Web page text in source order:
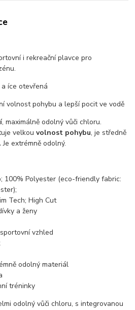
i rekreační plavce pro
íce otevřená
volnost pohybu a lepší pocit ve vodě
, maximálně odolný vůči chloru.
velkou volnost pohybu, je středně
Je extrémně odolný.
100% Polyester (eco-friendly fabric:
Tech; High Cut
a ženy
vzhled
odolný materiál
tréninky
odolný vůči chloru, s integrovanou